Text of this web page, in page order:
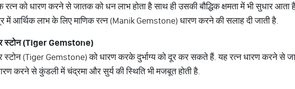
रत्न को धारण करने से जातक को धन लाभ होता है साथ ही उसकी बौद्धिक क्षमता में भी सुधार आता
में आर्थिक लाभ के लिए माणिक रत्न (Manik Gemstone) धारण करने की सलाह दी जाती है.
स्टोन(Tiger Gemstone)
स्टोन (Tiger Gemstone) को धारण करके दुर्भाग्य को दूर कर सकते हैं. यह रत्न धारण करने से
करने से कुंडली में चंद्रमा और सुर्य की स्थिति भी मजबूत होती है.